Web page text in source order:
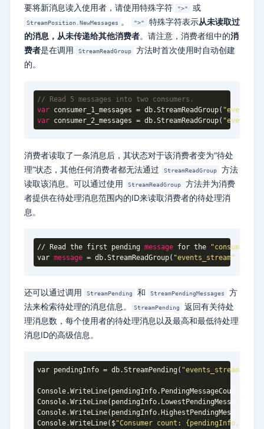
要将新消息读入使用者，请使用特殊字符 ">" 或
StreamPosition.NewMessages 。 ">" 特殊字符表示从未读取过
的消息，从未传递给其他消费者。请注意，消费者组中的消
费者是在调用 StreamReadGroup
方法时首次使用时自动创建
的。
// Read 5 messages into two consumers.
var consumer_1_messages = db.StreamReadGroup(
var consumer_2_messages = db.StreamReadGroup(
消费者读取了一条消息后，其状态对于该消费者变为“待处
理”状态，其他任何消费者都无法通过
StreamReadGroup
方法
读取该消息。可以通过使用
StreamReadGroup
方法并为消费
者提供在待处理消息范围内的ID来读取消费者的待处理消
息。
// Read the first pending message for the "consumer_1"
var message = db.StreamReadGroup( "events_stream"
还可以通过调用 StreamPending 和 StreamPendingMessages
方
法来检索待处理的消息信息。
StreamPending
返回有关待处
理消息数，每个使用者的待处理消息以及最高和最低待处理
消息ID的高级信息。
var pendingInfo = db.StreamPending( "events_stream"
Console.WriteLine(pendingInfo.PendingMessageCount
Console.WriteLine(pendingInfo.LowestPendingMessageId
Console.WriteLine(pendingInfo.HighestPendingMessageId
Console.WriteLine($"Consumer count: